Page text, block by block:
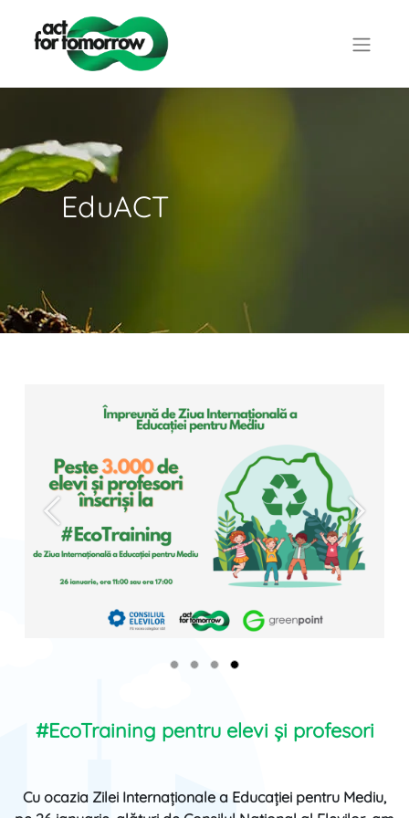
EduACT
Anterior Înainte
#EcoTraining pentru elevi și profesori
Cu ocazia Zilei Internaționale a Educației pentru Mediu,